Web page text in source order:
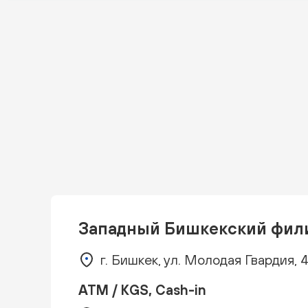
Западный Бишкекский
г. Бишкек, ул. Молодая Гвардия,
ATM / KGS, Cash-in